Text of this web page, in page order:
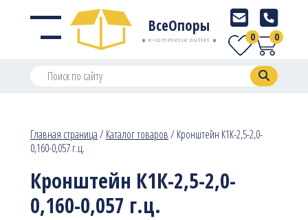
ВсеОпоры
e-commerce outlet 0
0
Главная страница/Каталог товаров/Кронштейн К1К-2,5-2,0-
0,160-0,057 г.ц.
Кронштейн К1К-2,5-2,0-
0,160-0,057 г.ц.